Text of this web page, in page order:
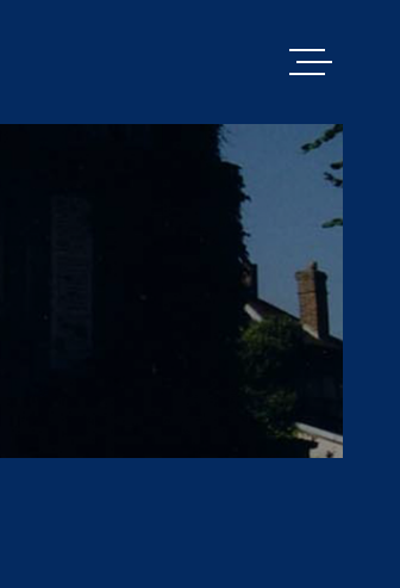
VENTES
PACY
ESTIMATION
BIENS
NOS